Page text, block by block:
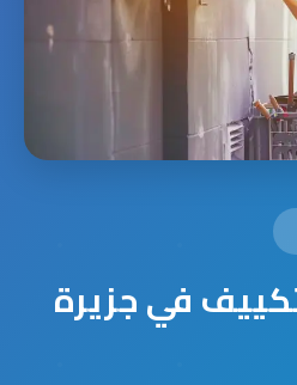
في جزيرة